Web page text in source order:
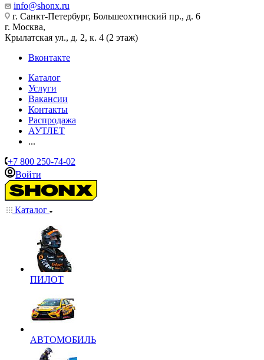
info@shonx.ru
г. Санкт-Петербург, Большеохтинский пр., д. 6
г. Москва,
Крылатская ул., д. 2, к. 4 (2 этаж)
Вконтакте
Каталог
Услуги
Вакансии
Контакты
Распродажа
АУТЛЕТ
...
+7 800 250-74-02
Войти
Каталог
ПИЛОТ
АВТОМОБИЛЬ